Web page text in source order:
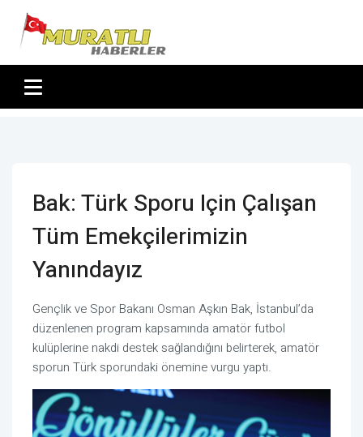
Bak: Türk Sporu Için Çalışan
Tüm Emekçilerimizin
Yanındayız
Gençlik ve Spor Bakanı Osman Aşkın Bak, İstanbul’da
düzenlenen program kapsamında amatör futbol
kulüplerine nakdi destek sağlandığını belirterek, amatör
sporun Türk sporundaki önemine vurgu yaptı.